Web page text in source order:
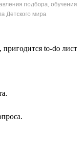
подбора, обучения
Детского мира
to-do лист